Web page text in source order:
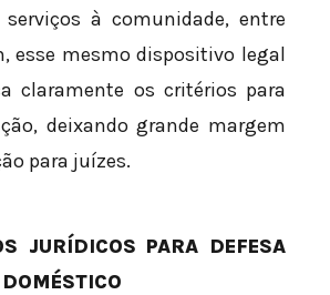
serviços à comunidade, entre
esse mesmo dispositivo legal
claramente os critérios para
deixando grande margem
para juízes.
JURÍDICOS PARA DEFESA